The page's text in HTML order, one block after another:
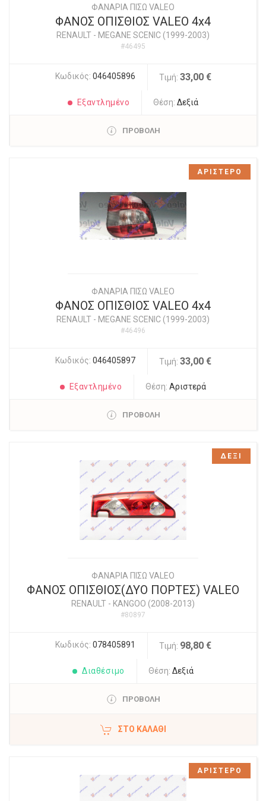
ΦΑΝΑΡΙΑ ΠΙΣΩ VALEO
ΦΑΝΟΣ ΟΠΙΣΘΙΟΣ VALEO 4x4
RENAULT - MEGANE SCENIC (1999-2003)
#46495
Κωδικός: 046405896 Τιμή: 33,00 €
Εξαντλημένο Θέση:Δεξιά
ΠΡΟΒΟΛΗ
ΦΑΝΑΡΙΑ ΠΙΣΩ VALEO
ΦΑΝΟΣ ΟΠΙΣΘΙΟΣ VALEO 4x4
RENAULT - MEGANE SCENIC (1999-2003)
#46496
Κωδικός: 046405897 Τιμή: 33,00 €
Εξαντλημένο Θέση:Αριστερά
ΠΡΟΒΟΛΗ
ΑΡΙΣΤΕΡΟ
ΦΑΝΑΡΙΑ ΠΙΣΩ VALEO
ΦΑΝΟΣ ΟΠΙΣΘΙΟΣ(ΔΥΟ ΠΟΡΤΕΣ) VALEO
RENAULT - KANGOO (2008-2013)
#80897
Κωδικός: 078405891 Τιμή: 98,80 €
Διαθέσιμο Θέση: Δεξιά
ΠΡΟΒΟΛΗ
ΣΤΟ ΚΑΛΆΘΙ
ΔΕΞΙ
ΑΡΙΣΤΕΡΟ